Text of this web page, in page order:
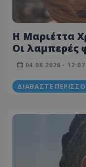
Η Μαριέττα
Οι λαμπερές
απόλυτο
04.08.2026 - 12:07
ΔΙΑΒΆΣΤΕ